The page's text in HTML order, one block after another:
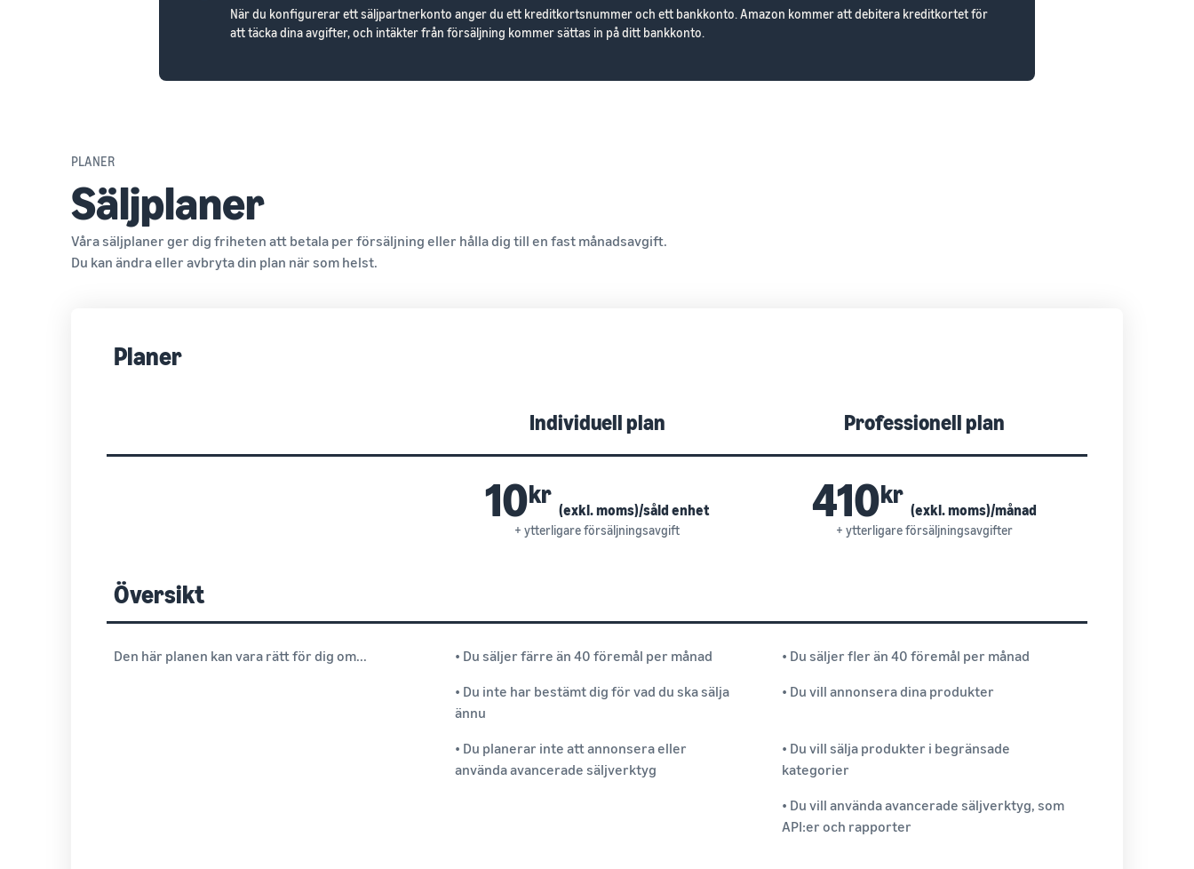
När du konfigurerar ett säljpartnerkonto anger du ett kreditkortsnummer och ett bankkonto. Amazon kommer att debitera kreditkortet för
att täcka dina avgifter, och intäkter från försäljning kommer sättas in på ditt bankkonto.
PLANER
Säljplaner
Våra säljplaner ger dig friheten att betala per försäljning eller hålla dig till en fast månadsavgift.
Du kan ändra eller avbryta din plan när som helst.
Planer
Individuell plan Professionell plan
10kr
(exkl. moms)/såld enhet
+ ytterligare försäljningsavgift
410kr
(exkl. moms)/månad
+ ytterligare försäljningsavgifter
Översikt
Den här planen kan vara rätt för dig om... • Du säljer färre än 40 föremål per månad
• Du säljer fler än 40 föremål per månad
• Du inte har bestämt dig för vad du ska sälja
ännu
• Du vill annonsera dina produkter
• Du planerar inte att annonsera eller
använda avancerade säljverktyg
• Du vill sälja produkter i begränsade
kategorier
• Du vill använda avancerade säljverktyg, som
API:er och rapporter